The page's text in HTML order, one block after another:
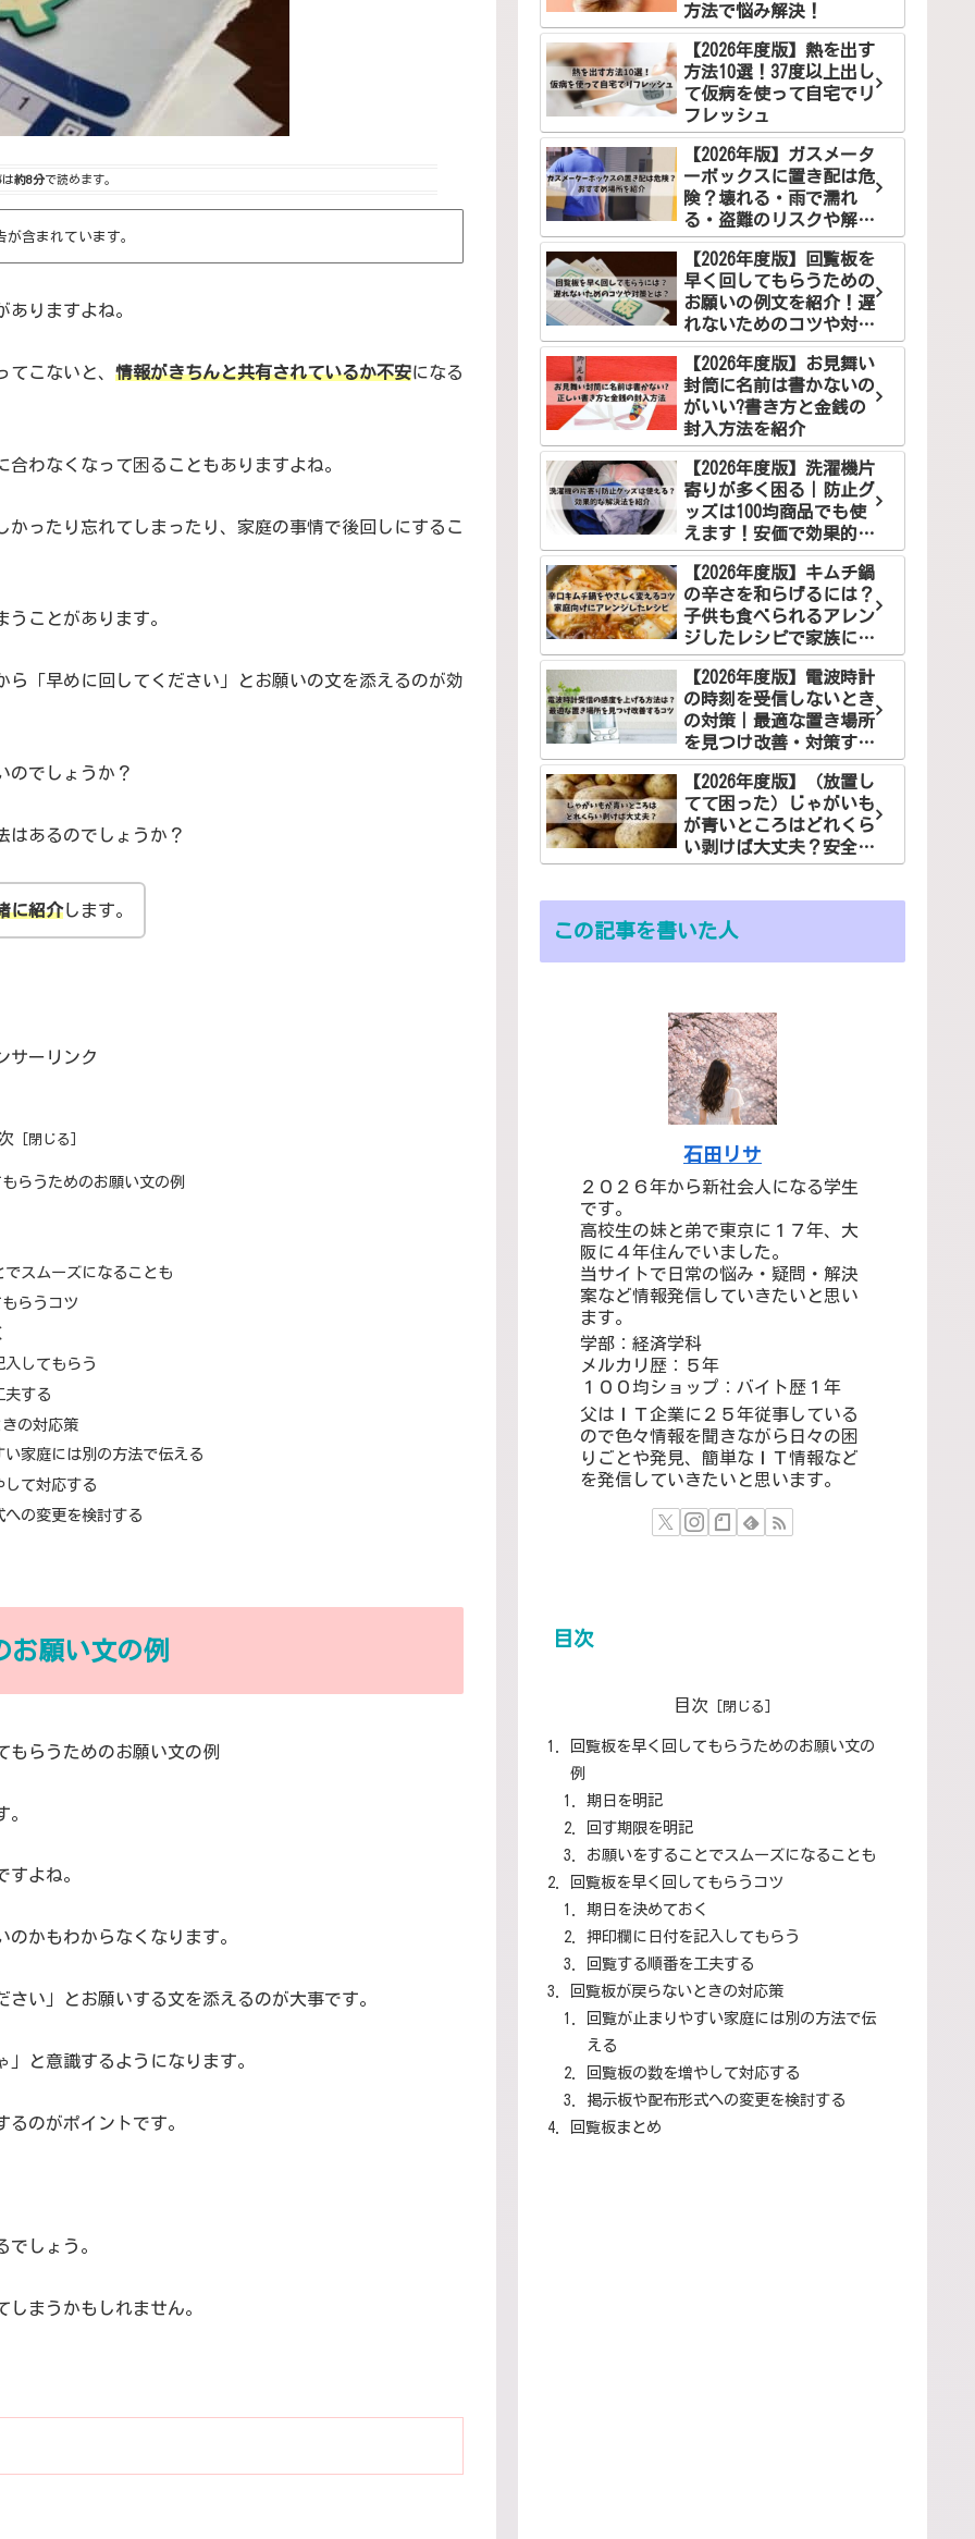
約8分で読めます。
が含まれています。
りますよね。
こないと、 情報がきちんと共有されているか不安になる
わなくなって困ることもありますよね。
ったり忘れてしまったり、家庭の事情で後回しにするこ
ことがあります。
「早めに回してください」とお願いの文を添えるのが効
のでしょうか？
はあるのでしょうか？
に紹介します。
サーリンク
らうためのお願い文の例
スムーズになることも
らうコツ
してもらう
夫する
の対応策
家庭には別の方法で伝える
して対応する
の変更を検討する
お願い文の例
。
よね。
かもわからなくなります。
い」とお願いする文を添えるのが大事です。
と意識するようになります。
のがポイントです。
しょう。
まうかもしれません。
方法で悩み解決！
【2026年度版】熱を出す
方法10選！37度以上出し
て仮病を使って自宅でリ
フレッシュ
【2026年版】ガスメータ
ーボックスに置き配は危
険？壊れる・雨で濡れ
る・盗難のリスクや解決
案を徹底解説
【2026年度版】回覧板を
早く回してもらうための
お願いの例文を紹介！遅
れないためのコツや対策
とは？
【2026年度版】お見舞い
封筒に名前は書かないの
がいい?書き方と金銭の
封入方法を紹介
【2026年度版】洗濯機片
寄りが多く困る｜防止グ
ッズは100均商品でも使
えます！安価で効果的な
解決法をご紹介
【2026年度版】キムチ鍋
の辛さを和らげるには？
子供も食べられるアレン
ジしたレシピで家族に笑
顔を！
【2026年度版】電波時計
の時刻を受信しないとき
の対策｜最適な置き場所
を見つけ改善・対策する
コツ
【2026年度版】（放置し
てて困った）じゃがいも
が青いところはどれくら
い剥けば大丈夫？安全な
食べ方でお悩み解決
この記事を書いた人
石田リサ
２０２６年から新社会人になる学生
です。
高校生の妹と弟で東京に１７年、大
阪に４年住んでいました。
当サイトで日常の悩み・疑問・解決
案など情報発信していきたいと思い
ます。
学部：経済学科
メルカリ歴：５年
１００均ショップ：バイト歴１年
父はＩＴ企業に２５年従事している
ので色々情報を聞きながら日々の困
りごとや発見、簡単なＩＴ情報など
を発信していきたいと思います。
目次
目次
回覧板を早く回してもらうためのお願い文の
例
期日を明記
回す期限を明記
お願いをすることでスムーズになることも
回覧板を早く回してもらうコツ
期日を決めておく
押印欄に日付を記入してもらう
回覧する順番を工夫する
回覧板が戻らないときの対応策
回覧が止まりやすい家庭には別の方法で伝
える
回覧板の数を増やして対応する
掲示板や配布形式への変更を検討する
回覧板まとめ